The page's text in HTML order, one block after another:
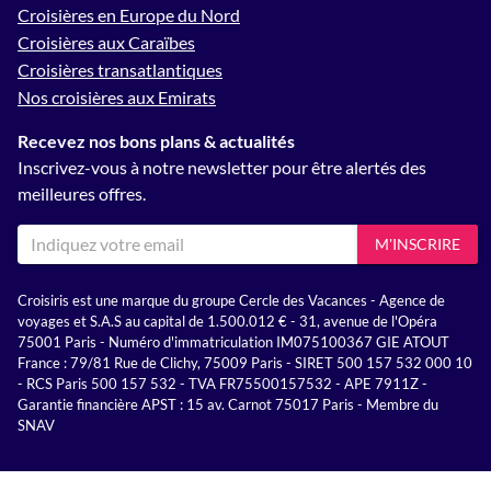
Croisières en Europe du Nord
Croisières aux Caraïbes
Croisières transatlantiques
Nos croisières aux Emirats
Recevez nos bons plans & actualités
Inscrivez-vous à notre newsletter pour être alertés des
meilleures offres.
M'INSCRIRE
Croisiris est une marque du groupe Cercle des Vacances - Agence de
voyages et S.A.S au capital de 1.500.012 € - 31, avenue de l'Opéra
75001 Paris - Numéro d'immatriculation IM075100367 GIE ATOUT
France : 79/81 Rue de Clichy, 75009 Paris - SIRET 500 157 532 000 10
- RCS Paris 500 157 532 - TVA FR75500157532 - APE 7911Z -
Garantie financière APST : 15 av. Carnot 75017 Paris - Membre du
SNAV